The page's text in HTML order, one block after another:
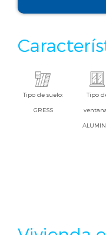
Tipo de suelo:
GRESS
Tipo